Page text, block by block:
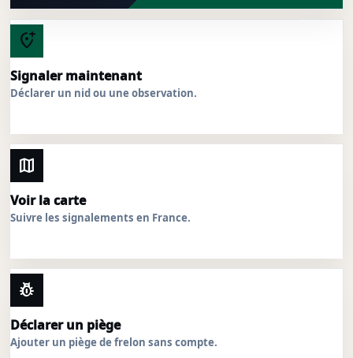
add_location_alt
Signaler maintenant
Déclarer un nid ou une observation.
map
Voir la carte
Suivre les signalements en France.
pest_control
Déclarer un piège
Ajouter un piège de frelon sans compte.